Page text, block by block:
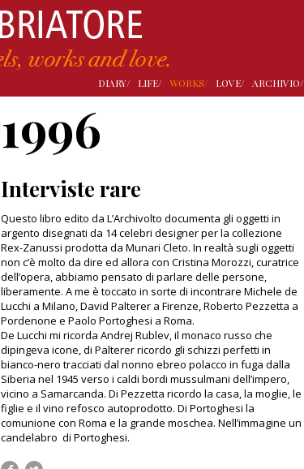
DIARY/ LIFE/ WORKS/ LOVE/ ARCHIVIO/
1996
Interviste rare
Questo libro edito da L’Archivolto documenta gli oggetti in
argento disegnati da 14 celebri designer per la collezione
Rex-Zanussi prodotta da Munari Cleto. In realtà sugli oggetti
non c’è molto da dire ed allora con Cristina Morozzi, curatrice
dell’opera, abbiamo pensato di parlare delle persone,
liberamente. A me è toccato in sorte di incontrare Michele de
Lucchi a Milano, David Palterer a Firenze, Roberto Pezzetta a
Pordenone e Paolo Portoghesi a Roma.
De Lucchi mi ricorda Andrej Rublev, il monaco russo che
dipingeva icone, di Palterer ricordo gli schizzi perfetti in
bianco-nero tracciati dal nonno ebreo polacco in fuga dalla
Siberia nel 1945 verso i caldi bordi mussulmani dell’impero,
vicino a Samarcanda. Di Pezzetta ricordo la casa, la moglie, le
figlie e il vino refosco autoprodotto. Di Portoghesi la
comunione con Roma e la grande moschea. Nell’immagine un
candelabro di Portoghesi.